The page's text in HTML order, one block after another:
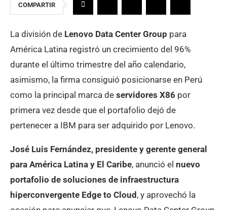
COMPARTIR
La división de Lenovo Data Center Group para
América Latina registró un crecimiento del 96%
durante el último trimestre del año calendario,
asimismo, la firma consiguió posicionarse en Perú
como la principal marca de servidores X86 por
primera vez desde que el portafolio dejó de
pertenecer a IBM para ser adquirido por Lenovo.
José Luis Fernández, presidente y gerente general
para América Latina y El Caribe, anunció el nuevo
portafolio de soluciones de infraestructura
hiperconvergente Edge to Cloud , y aprovechó la